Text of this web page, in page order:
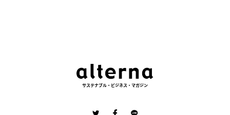
サステナブル・ビジネス・マガジン